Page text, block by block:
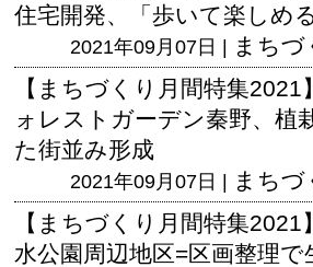
住宅開発、「歩いて楽しめ
2021年09月07日 | まちづ
【まちづくり月間特集2021
ォレストガーデン秦野、植
た街並み形成
2021年09月07日 | まちづ
【まちづくり月間特集
水公園周辺地区=区画整理で